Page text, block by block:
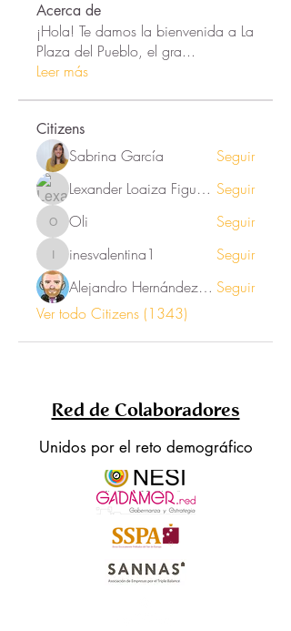
Acerca de
¡Hola! Te damos la bienvenida a La
Plaza del Pueblo, el gra...
Leer más
Citizens
Sabrina García
Seguir
Lexander Loaiza Figueroa Seguir
Oli Oli Seguir
inesvalentina1
inesvalentina1
Seguir
Alejandro Hernández Renner Seguir
Ver todo Citizens (1343)
Red de Colaboradores
Unidos por el reto demográfico